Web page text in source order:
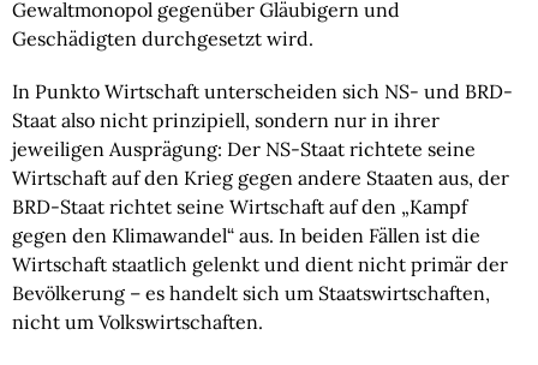
Gewaltmonopol gegenüber Gläubigern und
Geschädigten durchgesetzt wird.
In Punkto Wirtschaft unterscheiden sich NS- und BRD-
Staat also nicht prinzipiell, sondern nur in ihrer
jeweiligen Ausprägung: Der NS-Staat richtete seine
Wirtschaft auf den Krieg gegen andere Staaten aus, der
BRD-Staat richtet seine Wirtschaft auf den „Kampf
gegen den Klimawandel“ aus. In beiden Fällen ist die
Wirtschaft staatlich gelenkt und dient nicht primär der
Bevölkerung – es handelt sich um Staatswirtschaften,
nicht um Volkswirtschaften.